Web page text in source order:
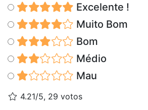
Excelente !
Muito Bom
Bom
Médio
Mau
4.21/5, 29 votos